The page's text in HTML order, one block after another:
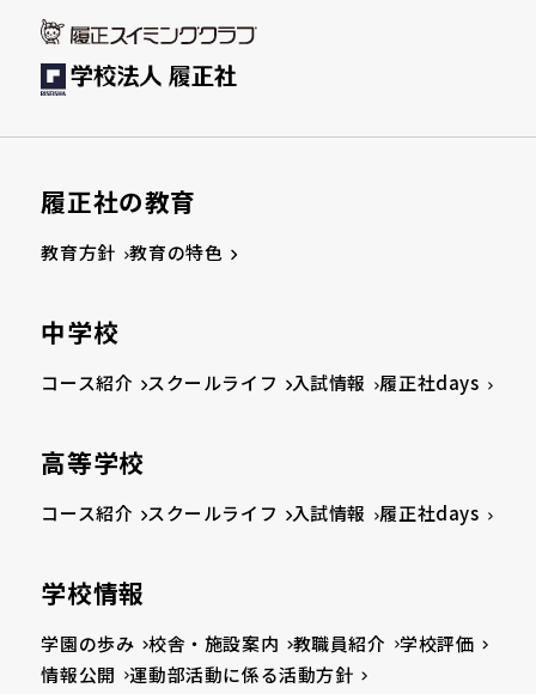
履正社の教育
教育方針 教育の特色
中学校
コース紹介 スクールライフ 入試情報 履正社days
高等学校
コース紹介 スクールライフ 入試情報 履正社days
学校情報
学園の歩み 校舎・施設案内 教職員紹介
学校評価
情報公開
運動部活動に係る活動方針